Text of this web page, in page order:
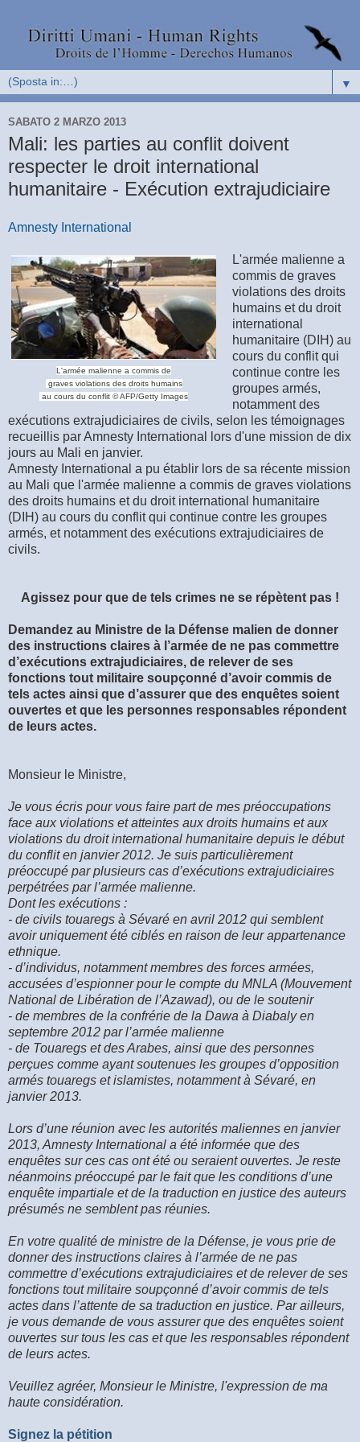
▼
SABATO 2 MARZO 2013
Mali: les parties au conflit doivent
respecter le droit international
humanitaire - Exécution extrajudiciaire
Amnesty International
L'armée malienne a commis de
graves violations des droits humains
au cours du conflit © AFP/Getty Images
L'armée malienne a
commis de graves
violations des droits
humains et du droit
international
humanitaire (DIH) au
cours du conflit qui
continue contre les
groupes armés,
notamment des
exécutions extrajudiciaires de civils, selon les témoignages
recueillis par Amnesty International lors d'une mission de dix
jours au Mali en janvier.
Amnesty International a pu établir lors de sa récente mission
au Mali que l'armée malienne a commis de graves violations
des droits humains et du droit international humanitaire
(DIH) au cours du conflit qui continue contre les groupes
armés, et notamment des exécutions extrajudiciaires de
civils.
Agissez pour que de tels crimes ne se répètent pas !
Demandez au Ministre de la Défense malien de donner
des instructions claires à l’armée de ne pas commettre
d’exécutions extrajudiciaires, de relever de ses
fonctions tout militaire soupçonné d’avoir commis de
tels actes ainsi que d’assurer que des enquêtes soient
ouvertes et que les personnes responsables répondent
de leurs actes.
Monsieur le Ministre,
Je vous écris pour vous faire part de mes préoccupations
face aux violations et atteintes aux droits humains et aux
violations du droit international humanitaire depuis le début
du conflit en janvier 2012. Je suis particulièrement
préoccupé par plusieurs cas d’exécutions extrajudiciaires
perpétrées par l’armée malienne.
Dont les exécutions :
- de civils touaregs à Sévaré en avril 2012 qui semblent
avoir uniquement été ciblés en raison de leur appartenance
ethnique.
- d’individus, notamment membres des forces armées,
accusées d’espionner pour le compte du MNLA (Mouvement
National de Libération de l’Azawad), ou de le soutenir
- de membres de la confrérie de la Dawa à Diabaly en
septembre 2012 par l’armée malienne
- de Touaregs et des Arabes, ainsi que des personnes
perçues comme ayant soutenues les groupes d’opposition
armés touaregs et islamistes, notamment à Sévaré, en
janvier 2013.
Lors d’une réunion avec les autorités maliennes en janvier
2013, Amnesty International a été informée que des
enquêtes sur ces cas ont été ou seraient ouvertes. Je reste
néanmoins préoccupé par le fait que les conditions d’une
enquête impartiale et de la traduction en justice des auteurs
présumés ne semblent pas réunies.
En votre qualité de ministre de la Défense, je vous prie de
donner des instructions claires à l’armée de ne pas
commettre d’exécutions extrajudiciaires et de relever de ses
fonctions tout militaire soupçonné d’avoir commis de tels
actes dans l’attente de sa traduction en justice. Par ailleurs,
je vous demande de vous assurer que des enquêtes soient
ouvertes sur tous les cas et que les responsables répondent
de leurs actes.
Veuillez agréer, Monsieur le Ministre, l'expression de ma
haute considération.
Signez la pétition